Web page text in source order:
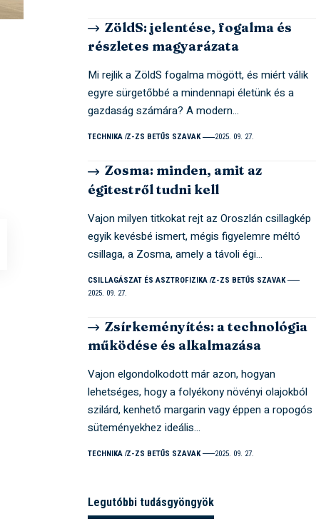
ZöldS: jelentése, fogalma és
részletes magyarázata
Mi rejlik a ZöldS fogalma mögött, és miért válik
egyre sürgetőbbé a mindennapi életünk és a
gazdaság számára? A modern…
TECHNIKA Z-ZS BETŰS SZAVAK 2025. 09. 27.
Zosma: minden, amit az
égitestről tudni kell
Vajon milyen titkokat rejt az Oroszlán csillagkép
egyik kevésbé ismert, mégis figyelemre méltó
csillaga, a Zosma, amely a távoli égi…
CSILLAGÁSZAT ÉS ASZTROFIZIKA Z-ZS BETŰS SZAVAK
2025. 09. 27.
Zsírkeményítés: a technológia
működése és alkalmazása
Vajon elgondolkodott már azon, hogyan
lehetséges, hogy a folyékony növényi olajokból
szilárd, kenhető margarin vagy éppen a ropogós
süteményekhez ideális…
TECHNIKA Z-ZS BETŰS SZAVAK 2025. 09. 27.
Legutóbbi tudásgyöngyök